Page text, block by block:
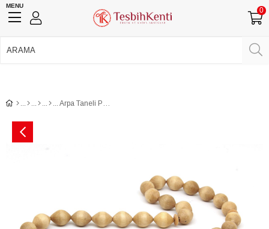
MENU
0
Arpa Taneli Portakal Ağacı Tesbih